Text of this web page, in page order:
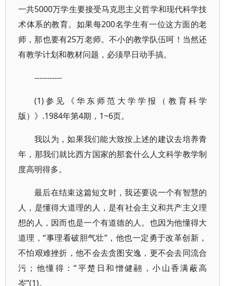
一共5000万学生要接受马克思主义哲学和现代科学技
术体系的教育。如果每200名学生有一位这方面的老
师，那也要有25万老师。不小的教学队伍呵！当然还
有教学计划和教材问题，必须早日动手搞。
-----------
(1)参见《华东师范大学学报（教育科学
版）》.1984年第4期，1~6页。
我以为，如果我们能大致按上述的建议去培养青
年，那我们就比西方国家的那套什么人文科学教学制
度高明得多。
最后在结束这篇短文时，我还要说一个有智慧的
人，是懂得大道理的人，是有社会主义和共产主义理
想的人，因而也是一个有道德的人。也因为他懂得大
道理，“事理看破胆气壮”，他也一定勇于改革创新，
不怕艰难挫折，他不会去贪图安逸，更不会去同流合
污；他懂得：“平楚日和憎健翮，小山香满蔽高
岑”(1)。